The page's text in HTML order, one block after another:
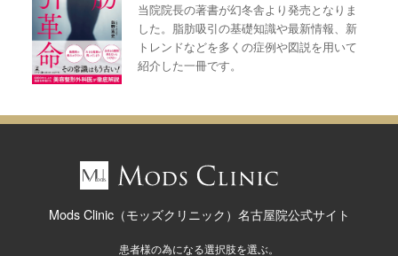
当院院長の著書が幻冬舎より発売となりま
した。脂肪吸引の基礎知識や最新情報、新
トレンドなどを多くの症例や図説を用いて
紹介した一冊です。
Mods Clinic（モッズクリニック）名古屋院公式サイト
患者様の為になる選択肢を選ぶ。